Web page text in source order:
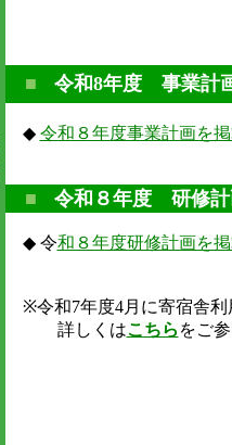
■ 令和8年度 事業計
◆ 令和８年度事業計画を
■ 令和８年度 研修計
◆令和８年度研修計画を
※令和7年度4月に寄宿舎利
詳しくはこちら をご
※当研修所の